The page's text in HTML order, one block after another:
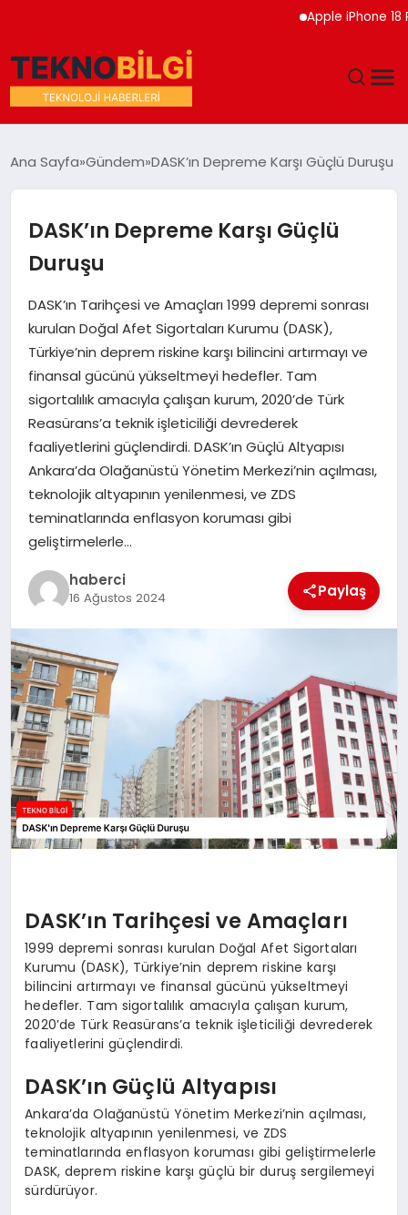
Apple iPhone 18 Pro
DÜNYA
EĞITIM
MAGAZIN
SAĞLIK
SIYASET
SPOR
TEKNOLOJI
YAŞAM
Ana Sayfa Gündem DASK’ın Depreme Karşı Güçlü Duruşu
DASK’ın Depreme Karşı Güçlü
Duruşu
DASK’ın Tarihçesi ve Amaçları 1999 depremi sonrası
kurulan Doğal Afet Sigortaları Kurumu (DASK),
Türkiye’nin deprem riskine karşı bilincini artırmayı ve
finansal gücünü yükseltmeyi hedefler. Tam
sigortalılık amacıyla çalışan kurum, 2020’de Türk
Reasürans’a teknik işleticiliği devrederek
faaliyetlerini güçlendirdi. DASK’ın Güçlü Altyapısı
Ankara’da Olağanüstü Yönetim Merkezi’nin açılması,
teknolojik altyapının yenilenmesi, ve ZDS
teminatlarında enflasyon koruması gibi
geliştirmelerle…
haberci
16 Ağustos 2024 Paylaş
DASK’ın Tarihçesi ve Amaçları
1999 depremi sonrası kurulan Doğal Afet Sigortaları
Kurumu (DASK), Türkiye’nin deprem riskine karşı
bilincini artırmayı ve finansal gücünü yükseltmeyi
hedefler. Tam sigortalılık amacıyla çalışan kurum,
2020’de Türk Reasürans’a teknik işleticiliği devrederek
faaliyetlerini güçlendirdi.
DASK’ın Güçlü Altyapısı
Ankara’da Olağanüstü Yönetim Merkezi’nin açılması,
teknolojik altyapının yenilenmesi, ve ZDS
teminatlarında enflasyon koruması gibi geliştirmelerle
DASK, deprem riskine karşı güçlü bir duruş sergilemeyi
sürdürüyor.